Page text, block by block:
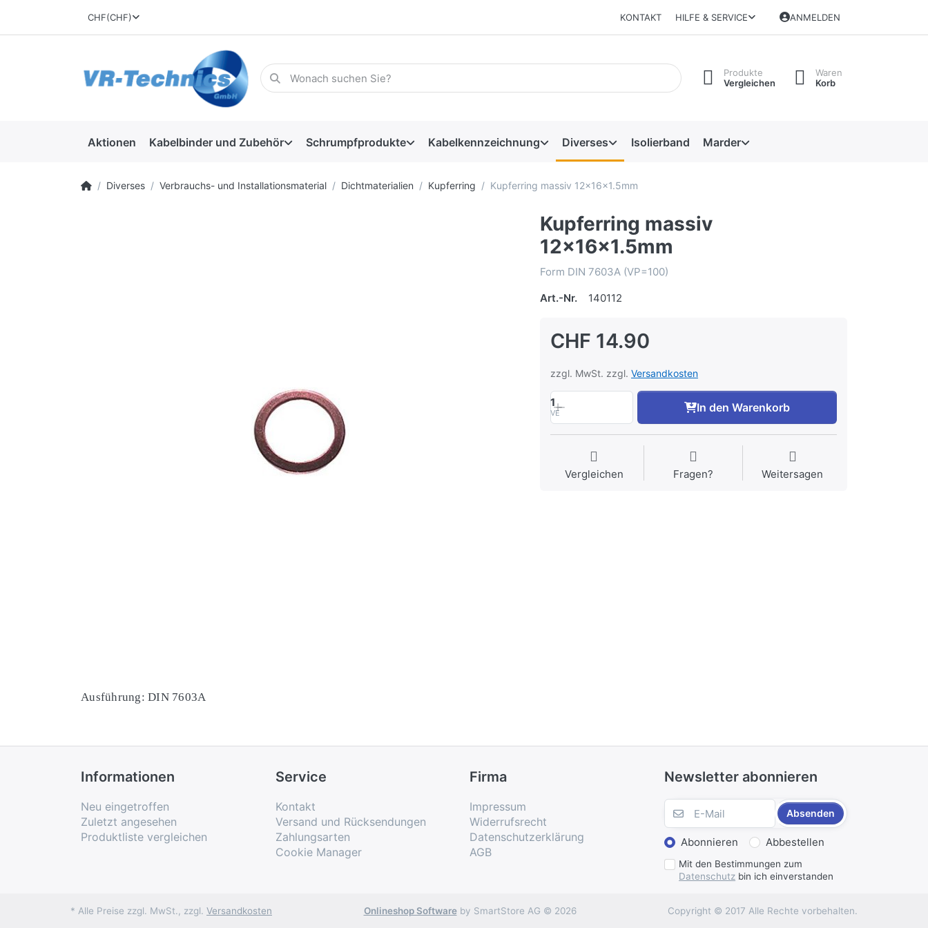
CHF(CHF) KONTAKT HILFE & SERVICE ANMELDEN
Produkte
Vergleichen
Waren
Korb
Aktionen Kabelbinder und Zubehör Schrumpfprodukte Kabelkennzeichnung Diverses Isolierband Marder
Diverses Verbrauchs- und Installationsmaterial Dichtmaterialien Kupferring Kupferring massiv 12x16x1.5mm
Kupferring massiv
12x16x1.5mm
Form DIN 7603A (VP=100)
Art.-Nr.
140112
CHF 14.90
zzgl. MwSt. zzgl. Versandkosten
1
VE In den Warenkorb
Vergleichen Fragen? Weitersagen
Ausführung: DIN 7603A
Informationen
Neu eingetroffen
Zuletzt angesehen
Produktliste vergleichen
Service
Kontakt
Versand und Rücksendungen
Zahlungsarten
Cookie Manager
Firma
Impressum
Widerrufsrecht
Datenschutzerklärung
AGB
Newsletter abonnieren
Absenden
Abonnieren Abbestellen
Mit den Bestimmungen zum
Datenschutz bin ich einverstanden
* Alle Preise zzgl. MwSt., zzgl. Versandkosten Onlineshop Softwareby SmartStore AG © 2026 Copyright © 2017 Alle Rechte vorbehalten.